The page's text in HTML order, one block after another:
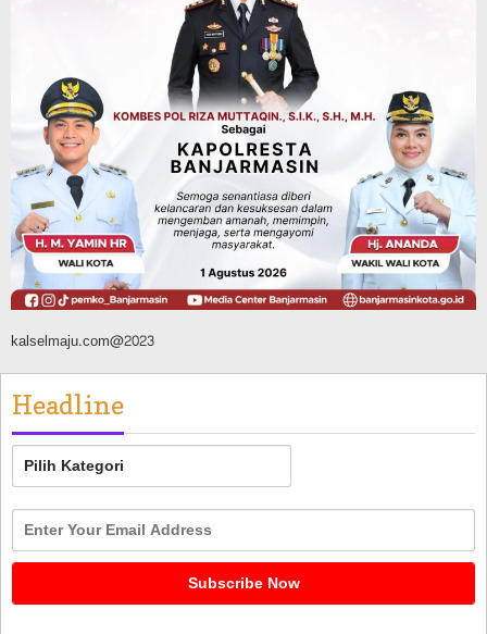
Advertorial Dinas Kehutanan Kalsel
Api Sempat Berkobar, Karhutla di
Tahura Sultan Adam Berhasil
Dikendalikan
Agustus 8, 2026
kalselmaju.com@2023
Headline
Headline